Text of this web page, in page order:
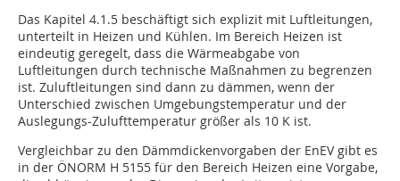
Das Kapitel 4.1.5 beschäftigt sich explizit mit Luftleitungen,
unterteilt in Heizen und Kühlen. Im Bereich Heizen ist
eindeutig geregelt, dass die Wärmeabgabe von
Luftleitungen durch technische Maßnahmen zu begrenzen
ist. Zuluftleitungen sind dann zu dämmen, wenn der
Unterschied zwischen Umgebungstemperatur und der
Auslegungs-Zulufttemperatur größer als 10 K ist.
Vergleichbar zu den Dämmdickenvorgaben der EnEV gibt es
in der ÖNORM H 5155 für den Bereich Heizen eine Vorgabe,